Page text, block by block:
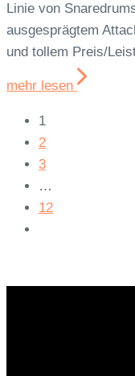
Linie von
ausgesprägtem
und tollem Preis/
mehr lesen
1
2
3
…
12